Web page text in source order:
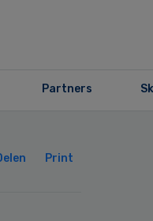
Partners
Print